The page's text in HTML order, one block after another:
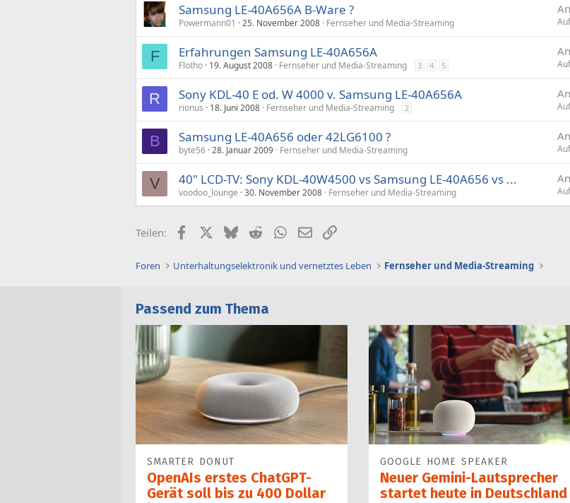
Samsung LE-40A656A B-Ware ?
Powermann01 25. November 2008 Fernseher und Media-Streaming
F Erfahrungen Samsung LE-40A656A
Flotho 19. August 2008 Fernseher und Media-Streaming 3 4 5
R Sony KDL-40 E od. W 4000 v. Samsung LE-40A656A
rionus 18. Juni 2008 Fernseher und Media-Streaming 2
B Samsung LE-40A656 oder 42LG6100 ?
byte56 28. Januar 2009 Fernseher und Media-Streaming
V 40" LCD-TV: Sony KDL-40W4500 vs Samsung LE-40A656 vs ...
voodoo_lounge 30. November 2008 Fernseher und Media-Streaming
Teilen: FacebookX (Twitter)
BlueskyRedditWhatsApp
E-MailLink
Foren Unterhaltungselektronik und vernetztes Leben Fernseher und Media-Streaming
Passend zum Thema
SMARTER DONUT
OpenAIs erstes ChatGPT-
Gerät soll bis zu 400 Dollar
GOOGLE HOME SPEAKER
Neuer Gemini-Laut­spre­cher
startet heu­te in Deutschland